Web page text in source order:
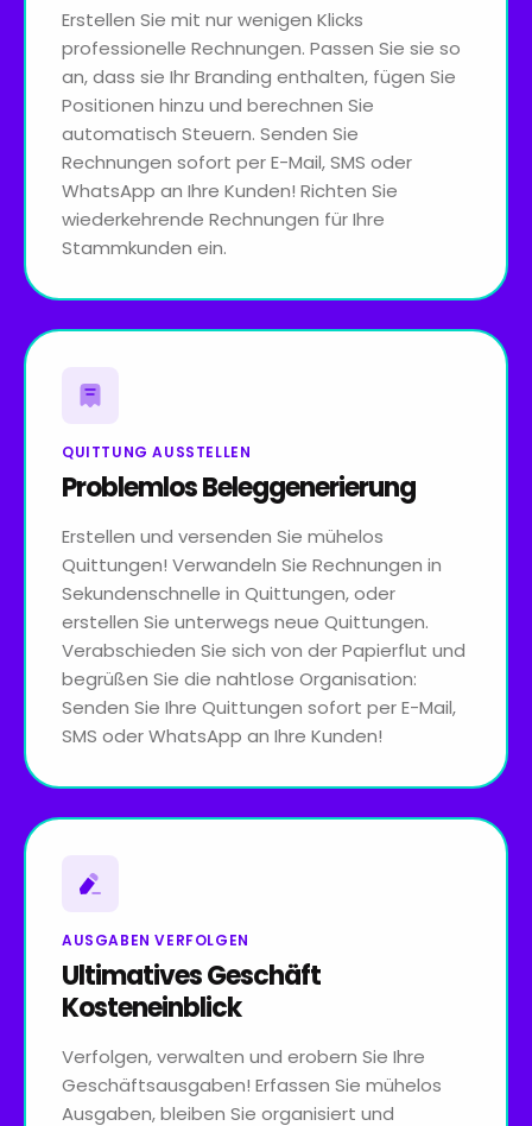
Erstellen Sie mit nur wenigen Klicks
professionelle Rechnungen. Passen Sie sie so
an, dass sie Ihr Branding enthalten, fügen Sie
Positionen hinzu und berechnen Sie
automatisch Steuern. Senden Sie
Rechnungen sofort per E-Mail, SMS oder
WhatsApp an Ihre Kunden! Richten Sie
wiederkehrende Rechnungen für Ihre
Stammkunden ein.
QUITTUNG AUSSTELLEN
Problemlos Beleggenerierung
Erstellen und versenden Sie mühelos
Quittungen! Verwandeln Sie Rechnungen in
Sekundenschnelle in Quittungen, oder
erstellen Sie unterwegs neue Quittungen.
Verabschieden Sie sich von der Papierflut und
begrüßen Sie die nahtlose Organisation:
Senden Sie Ihre Quittungen sofort per E-Mail,
SMS oder WhatsApp an Ihre Kunden!
AUSGABEN VERFOLGEN
Ultimatives Geschäft
Kosteneinblick
Verfolgen, verwalten und erobern Sie Ihre
Geschäftsausgaben! Erfassen Sie mühelos
Ausgaben, bleiben Sie organisiert und